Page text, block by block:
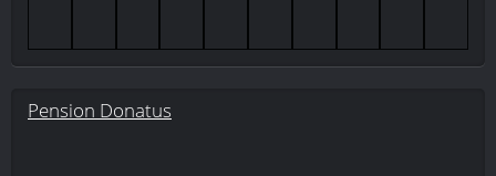
Pension Donatus